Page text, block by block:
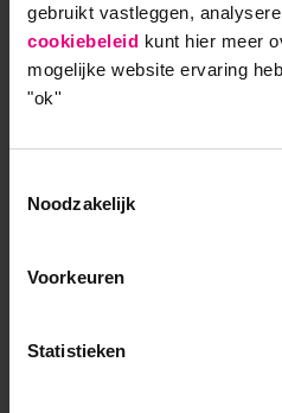
gebruikt vastleggen,
cookiebeleid kunt hier meer
mogelijke website ervaring
"ok''
Noodzakelijk
Voorkeuren
Statistieken
Dit interview met Alies Hoff
Brouwers in opdracht van
Ook geïnspireerd door het
de opleidingspagina van